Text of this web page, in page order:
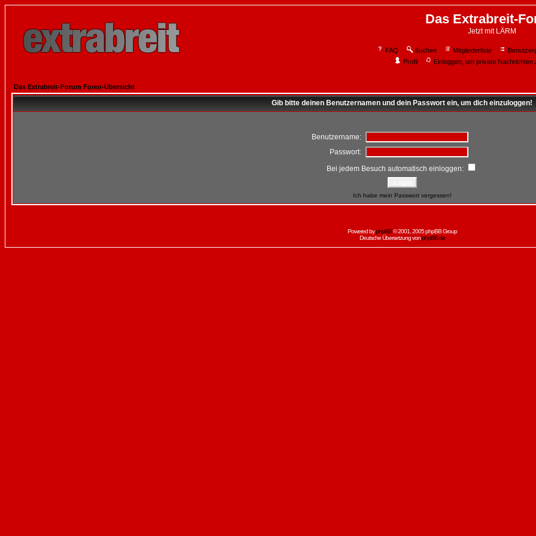
Das Extrabreit-
Jetzt mit LÄRM
FAQ Suchen Mitgliederliste
Profil
Einloggen, um private Nachrichten
Das Extrabreit-Forum Foren-Übersicht
Gib bitte deinen Benutzernamen und dein Passwort ein, um dich einzuloggen!
Benutzername:
Passwort:
Bei jedem Besuch automatisch einloggen:
Ich habe mein Passwort vergessen!
Powered byphpBB© 2001, 2005 phpBB Group
Deutsche Übersetzung vonphpBB.de